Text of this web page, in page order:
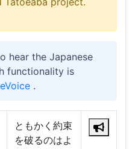
hear the Japanese
functionality is
.
ともかく約束
を破るのはよ